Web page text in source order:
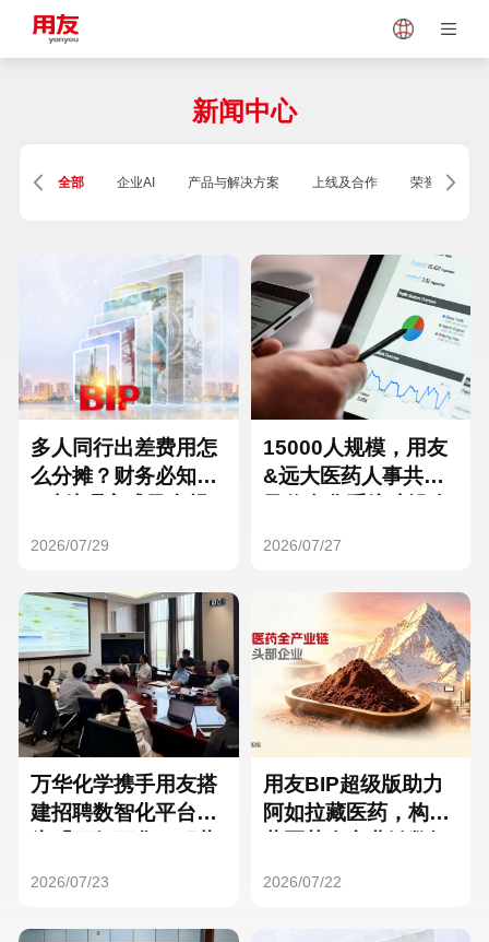
Vietnam
Singapore Malaysia
Thailand
Turkey
Hungary Mexico
Hong Kong Macau
新闻中心
全部 企业AI 产品与解决方案 上线及合作 荣誉及资质
多人同行出差费用怎
么分摊？财务必知的
2026/07/29
15000人规模，用友
&远大医药人事共享
2026/07/27
万华化学携手用友搭
建招聘数智化平台，
2026/07/23
用友BIP超级版助力
阿如拉藏医药，构建
2026/07/22